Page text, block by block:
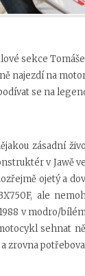
sekce
najezdí na
se na
zásadní
v Jawě
ojetý a
ale
v modro/
sehnat
zrovna